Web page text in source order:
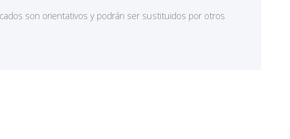
son orientativos y podrán ser sustituidos por otros